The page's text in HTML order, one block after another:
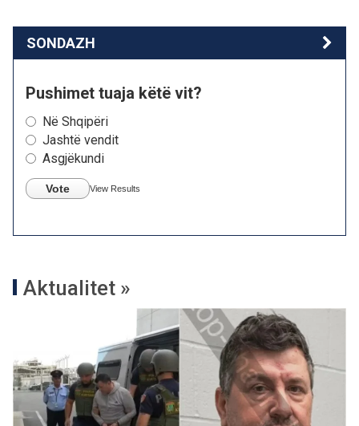
SONDAZH
Pushimet tuaja këtë vit?
Në Shqipëri
Jashtë vendit
Asgjëkundi
Vote View Results
Aktualitet »